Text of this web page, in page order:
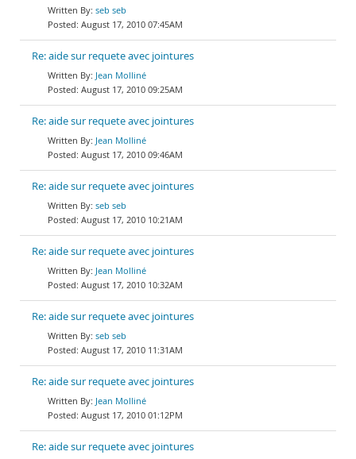
seb seb
August 17, 2010 07:45AM
Re: aide sur requete avec jointures
Jean Molliné
August 17, 2010 09:25AM
Re: aide sur requete avec jointures
Jean Molliné
August 17, 2010 09:46AM
Re: aide sur requete avec jointures
seb seb
August 17, 2010 10:21AM
Re: aide sur requete avec jointures
Jean Molliné
August 17, 2010 10:32AM
Re: aide sur requete avec jointures
seb seb
August 17, 2010 11:31AM
Re: aide sur requete avec jointures
Jean Molliné
August 17, 2010 01:12PM
Re: aide sur requete avec jointures